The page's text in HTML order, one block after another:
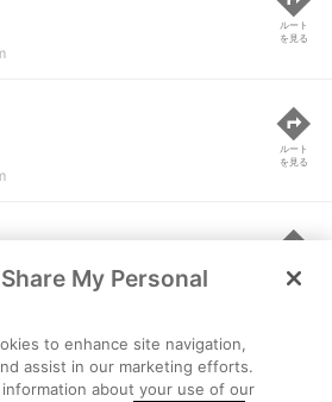
ルート
を見る
ルート
を見る
ルート
を見る
My Personal
to enhance site navigation,
assist in our marketing efforts.
information about your use of our